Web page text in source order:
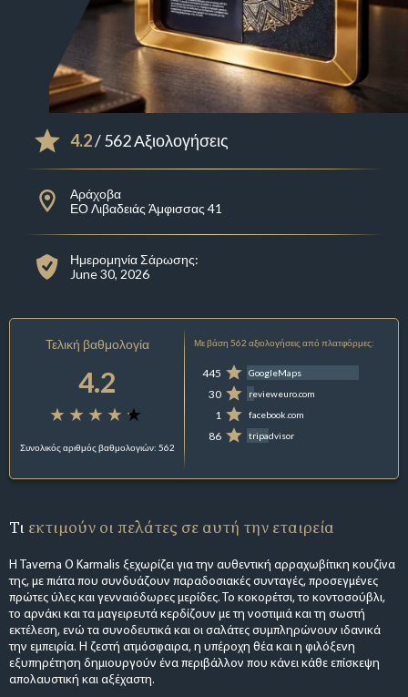
4.2/ 562 Αξιολογήσεις
Αράχοβα
ΕΟ Λιβαδειάς Άμφισσας 41
Ημερομηνία Σάρωσης:
June 30, 2026
Τελική βαθμολογία
4.2
Συνολικός αριθμός βαθμολογιών: 562
Με βάση 562 αξιολογήσεις από πλατφόρμες:
445 GoogleMaps
30 revieweuro.com
1 facebook.com
86 tripadvisor
Τι εκτιμούν οι πελάτες σε αυτή την εταιρεία
Η Taverna O Karmalis ξεχωρίζει για την αυθεντική αρραχωβίτικη κουζίνα
της, με πιάτα που συνδυάζουν παραδοσιακές συνταγές, προσεγμένες
πρώτες ύλες και γενναιόδωρες μερίδες. Το κοκορέτσι, το κοντοσούβλι,
το αρνάκι και τα μαγειρευτά κερδίζουν με τη νοστιμιά και τη σωστή
εκτέλεση, ενώ τα συνοδευτικά και οι σαλάτες συμπληρώνουν ιδανικά
την εμπειρία. Η ζεστή ατμόσφαιρα, η υπέροχη θέα και η φιλόξενη
εξυπηρέτηση δημιουργούν ένα περιβάλλον που κάνει κάθε επίσκεψη
απολαυστική και αξέχαστη.